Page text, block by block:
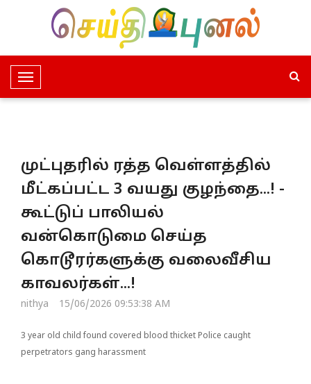
T
o
e
N
a
v
a
t
முட்புதரில் ரத்த வெள்ளத்தில்
மீட்கப்பட்ட 3 வயது குழந்தை...! -
கூட்டுப் பாலியல்
வன்கொடுமை செய்த
கொடூரர்களுக்கு வலைவீசிய
காவலர்கள்...!
nithya 15/06/2026 09:53:38 AM
3 year old child found covered blood thicket Police caught
perpetrators gang harassment